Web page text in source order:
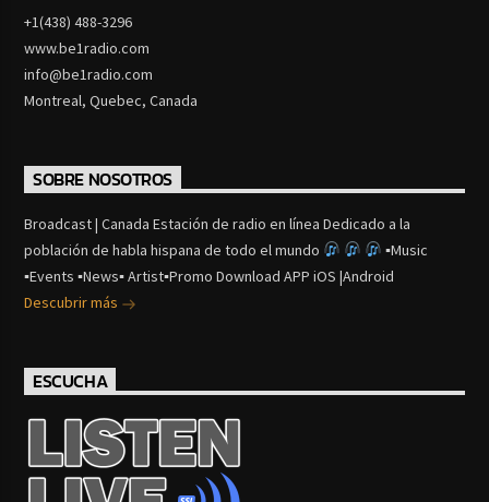
+1(438) 488-3296
www.be1radio.com
info@be1radio.com
Montreal, Quebec, Canada
SOBRE NOSOTROS
Broadcast | Canada Estación de radio en línea Dedicado a la
población de habla hispana de todo el mundo
▪Music
▪Events ▪News▪ Artist▪Promo Download APP iOS |Android
Descubrir más
ESCUCHA